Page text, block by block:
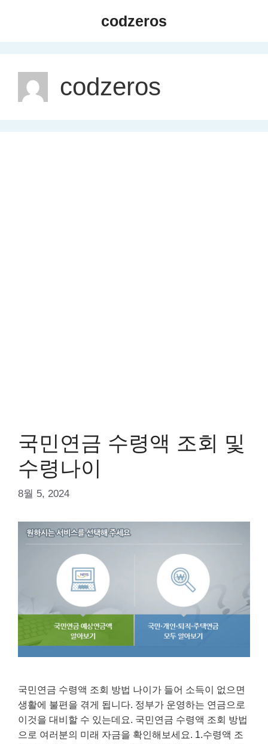
codzeros
codzeros
국민연금 수령액 조회 및
수령나이
8월 5, 2024
국민연금 수령액 조회 방법 나이가 들어 소득이 없으면
생활에 불편을 겪게 됩니다. 정부가 운영하는 연금으로
이것을 대비할 수 있는데요. 국민연금 수령액 조회 방법
으로 여러분의 미래 자금을 확인해보세요. 1.수령액 조